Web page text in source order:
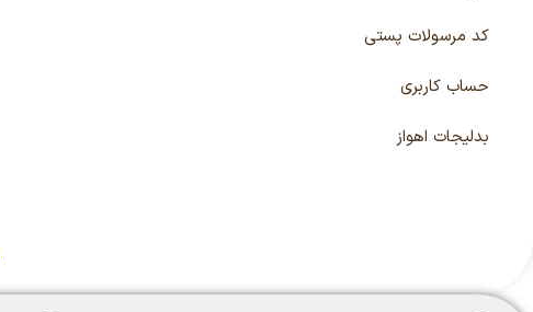
کد مرسولات پستی
حساب کاربری
بدلیجات اهواز